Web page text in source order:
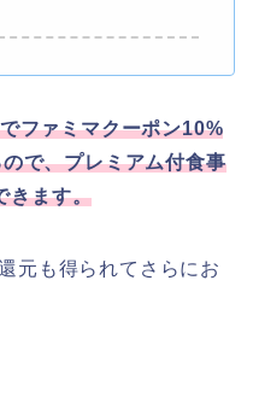
ファミマクーポン10%
で、プレミアム付食事
きます。
元も得られてさらにお